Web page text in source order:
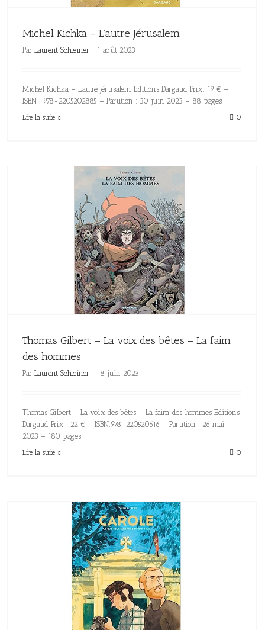
Michel Kichka – L’autre Jérusalem
Par Laurent Schteiner | 1 août 2023
Michel Kichka – L’autre Jérusalem Editions Dargaud Prix: 19 € –
ISBN : 978-2205202885 – Parution : 30 juin 2023 – 88 pages
Lire la suite 0
Thomas Gilbert – La voix des bêtes – La faim
des hommes
Par Laurent Schteiner 18 juin 2023
Thomas Gilbert – La voix des bêtes – La faim des hommes Editions
Dargaud Prix : 22 € – ISBN:978-220520616 – Parution : 26 mai
2023 – 180 pages
Lire la suite 0